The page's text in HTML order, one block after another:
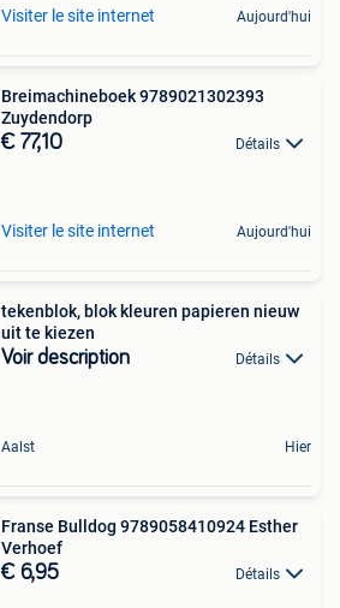
Visiter le site internet Aujourd'hui
Breimachineboek 9789021302393
Zuydendorp
€ 77,10 Détails
Visiter le site internet Aujourd'hui
tekenblok, blok kleuren papieren nieuw
uit te kiezen
Voir description Détails
Aalst Hier
Franse Bulldog 9789058410924 Esther
Verhoef
€ 6,95 Détails